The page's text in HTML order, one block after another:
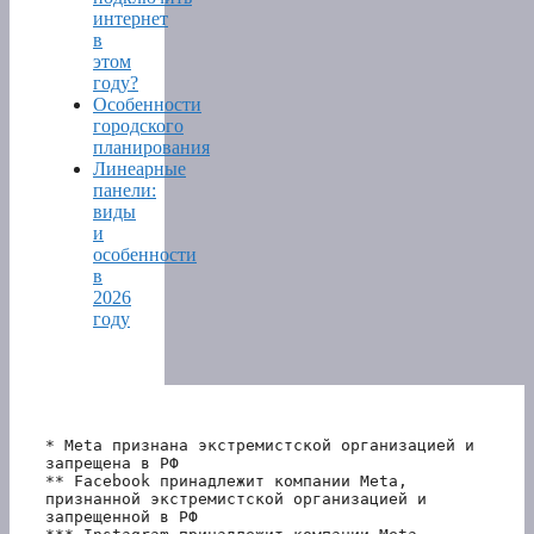
интернет
в
этом
году?
Особенности
городского
планирования
Линеарные
панели:
виды
и
особенности
в
2026
году
* Meta признана экстремистской организацией и
запрещена в РФ
** Facebook принадлежит компании Meta,
признанной экстремистской организацией и
запрещенной в РФ